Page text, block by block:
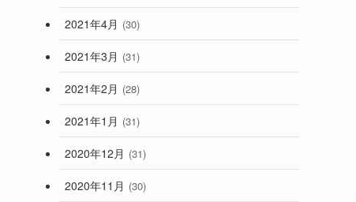
2021年4月 (30)
2021年3月 (31)
2021年2月 (28)
2021年1月 (31)
2020年12月 (31)
2020年11月 (30)